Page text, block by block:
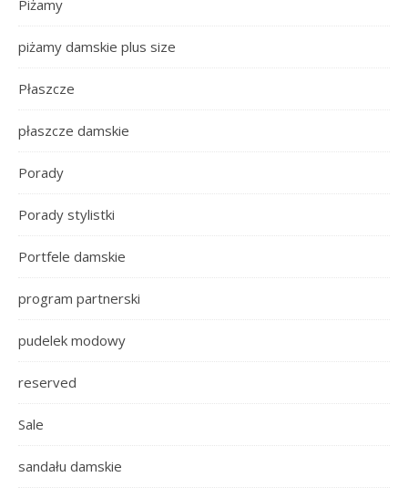
Piżamy
piżamy damskie plus size
Płaszcze
płaszcze damskie
Porady
Porady stylistki
Portfele damskie
program partnerski
pudelek modowy
reserved
Sale
sandału damskie